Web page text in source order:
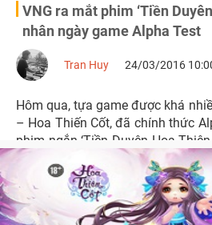
VNG ra mắt phim ‘Tiền
nhân ngày game Alpha Test
Tran Huy 24/03/2016
Hôm qua, tựa game được khá
– Hoa Thiến Cốt, đã chính thức
phim ngắn ‘Tiền Duyên Hoa
người xem.